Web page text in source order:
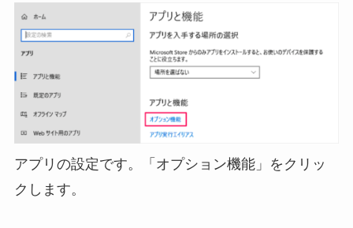
アプリの設定です。「オプション機能」をクリッ
クします。